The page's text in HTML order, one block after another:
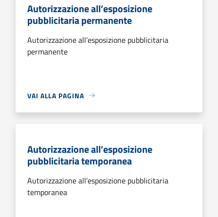
Autorizzazione all’esposizione
pubblicitaria permanente
Autorizzazione all’esposizione pubblicitaria
permanente
VAI ALLA PAGINA
Autorizzazione all’esposizione
pubblicitaria temporanea
Autorizzazione all’esposizione pubblicitaria
temporanea